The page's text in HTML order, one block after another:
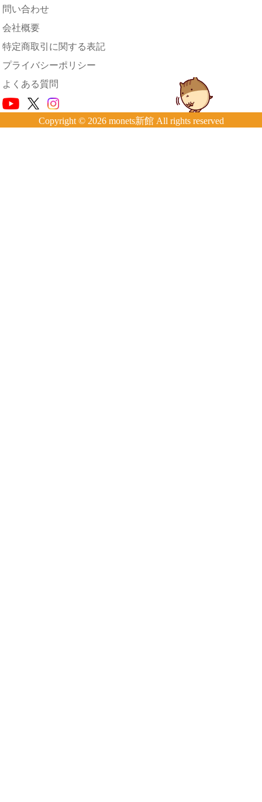
問い合わせ
会社概要
特定商取引に関する表記
プライバシーポリシー
よくある質問
Copyright © 2026 monets新館 All rights reserved